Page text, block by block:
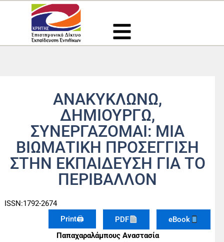
Μετάβαση
περιεχόμενο
ΑΝΑΚΥΚΛΩΝΩ,
ΔΗΜΙΟΥΡΓΩ,
ΣΥΝΕΡΓΑΖΟΜΑΙ: ΜΙΑ
ΒΙΩΜΑΤΙΚΗ ΠΡΟΣΕΓΓΙΣΗ
ΣΤΗΝ ΕΚΠΑΙΔΕΥΣΗ ΓΙΑ ΤΟ
ΠΕΡΙΒΑΛΛΟΝ
ISSN:1792-2674
Print🖨
PDF
eBook
Παπαχαραλάμπους Αναστασία